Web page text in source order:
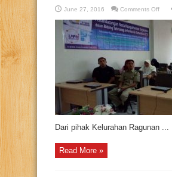
June 27, 2016 Comments Offon
Dari pihak Kelurahan Ragunan ...
Read More »